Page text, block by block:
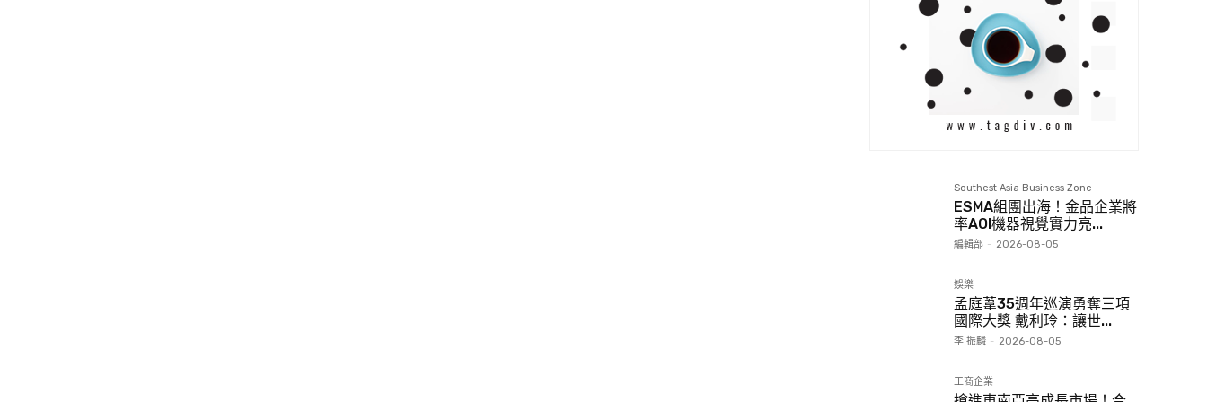
Southest Asia Business Zone
ESMA組團出海！金品企業將
率AOI機器視覺實力亮...
編輯部 - 2026-08-05
娛樂
孟庭葦35週年巡演勇奪三項
國際大獎 戴利玲：讓世...
李 振麟 - 2026-08-05
工商企業